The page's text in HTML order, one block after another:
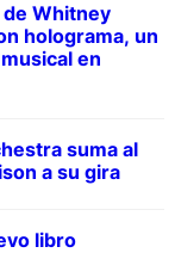
de Whitney
holograma, un
en
suma al
a su gira
libro